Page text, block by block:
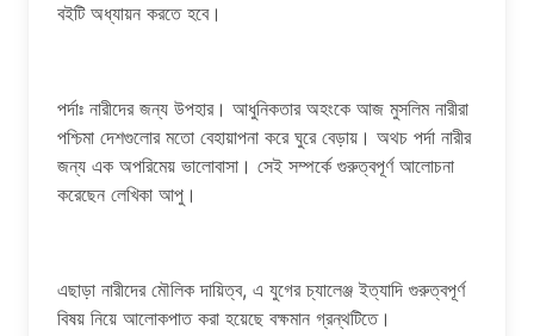
বইটি অধ্যায়ন করতে হবে।
পর্দাঃ নারীদের জন্য উপহার। আধুনিকতার অহংকে আজ মুসলিম নারীরা
পশ্চিমা দেশগুলোর মতো বেহায়াপনা করে ঘুরে বেড়ায়। অথচ পর্দা নারীর
জন্য এক অপরিমেয় ভালোবাসা। সেই সম্পর্কে গুরুত্বপূর্ণ আলোচনা
করেছেন লেখিকা আপু।
এছাড়া নারীদের মৌলিক দায়িত্ব, এ যুগের চ্যালেঞ্জ ইত্যাদি গুরুত্বপূর্ণ
বিষয় নিয়ে আলোকপাত করা হয়েছে বক্ষমান গ্রন্থটিতে।